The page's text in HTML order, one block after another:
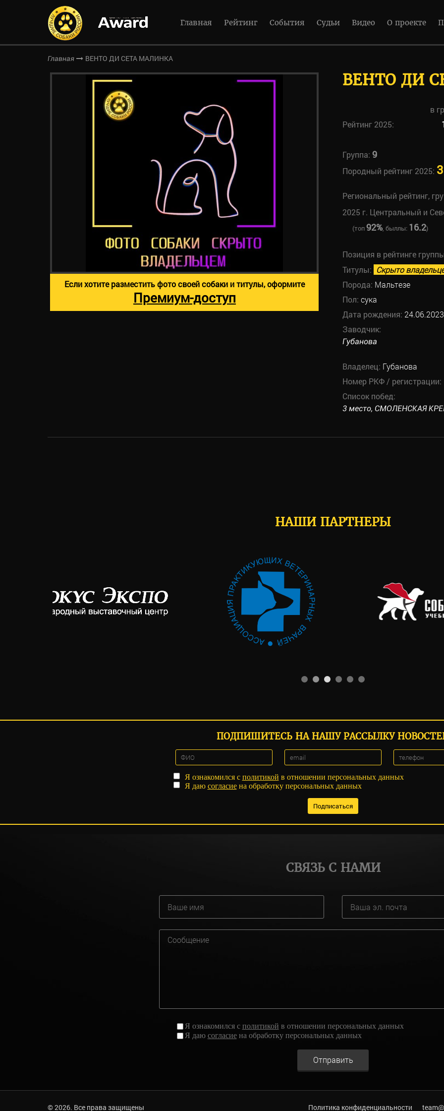
Главная Рейтинг События Судьи Видео О проекте
Главная ВЕНТО ДИ СЕТА МАЛИНКА
ВЕНТО ДИ
в
Рейтинг 2025:
Группа: 9
Породный рейтинг 2025:
Региональный рейтинг,
2025 г. Центральный и
(топ92%, быллы: 16.2)
Позиция в рейтинге
Титулы: Скрыто
Порода: Мальтезе
Пол: сука
Дата рождения: 24.06.2023
Заводчик:
Губанова
Владелец: Губанова
Номер РКФ / регистрации:
Список побед:
3 место, СМОЛЕНСКАЯ
Если хотите разместить фото своей собаки и титулы, оформите
Премиум-доступ
НАШИ ПАРТНЕРЫ
ПОДПИШИТЕСЬ НА НАШУ РАССЫЛКУ
Я ознакомился с политикой в отношении персональных данных
Я даю согласиена обработку персональных данных
СВЯЗЬ С НАМИ
Я ознакомился с политикой в отношении персональных данных
Я даю согласиена обработку персональных данных
Отправить
Политика конфиденциальности
© 2026. Все права защищены